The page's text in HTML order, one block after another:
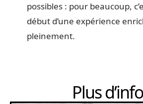
possibles : pour beaucoup,
début d’une expérience
pleinement.
Plus